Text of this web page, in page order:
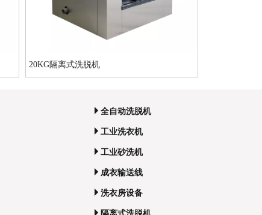
20KG隔离式洗脱机
全自动洗脱机
工业洗衣机
工业砂洗机
成衣输送线
洗衣房设备